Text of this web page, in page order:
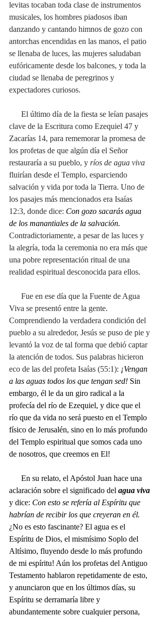
levitas tocaban toda clase de instrumentos
musicales, los hombres piadosos iban
danzando y cantando himnos de gozo con
antorchas encendidas en las manos, el patio
se llenaba de luces, las mujeres saludaban
eufóricamente desde los balcones, y toda la
ciudad se llenaba de peregrinos y
expectadores curiosos.
clave de la Escritura como Ezequiel 47 y
Zacarías 14, para rememorar la promesa de
los profetas de que algún día el Señor
restauraría a su pueblo, y ríos de agua viva
fluirían desde el Templo, esparciendo
salvación y vida por toda la Tierra. Uno de
los pasajes más mencionados era Isaías
12:3, donde dice: Con gozo sacarás agua
de los manantiales de la salvación.
Contradictoriamente, a pesar de las luces y
la alegría, toda la ceremonia no era más que
una pobre representación ritual de una
realidad espiritual desconocida para ellos.
Viva se presentó entre la gente.
Comprendiendo la verdadera condición del
pueblo a su alrededor, Jesús se puso de pie y
levantó la voz de tal forma que debió captar
la atención de todos. Sus palabras hicieron
eco de las del profeta Isaías (55:1): ¡Vengan
a las aguas todos los que tengan sed! Sin
embargo, él le da un giro radical a la
profecía del río de Ezequiel, y dice que el
río que da vida no será puesto en el Templo
físico de Jerusalén, sino en lo más profundo
del Templo espiritual que somos cada uno
de nosotros, que creemos en El!
aclaración sobre el significado del agua viva
y dice: Con esto se refería al Espíritu que
habrían de recibir los que creyeran en él.
¿No es esto fascinante? El agua es el
Espíritu de Dios, el mismísimo Soplo del
Altísimo, fluyendo desde lo más profundo
de mi espíritu! Aún los profetas del Antiguo
Testamento hablaron repetidamente de esto,
y anunciaron que en los últimos días, su
Espíritu se derramaría libre y
abundantemente sobre cualquier persona,